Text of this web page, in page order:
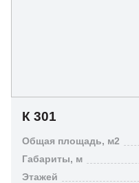
К 301
Общая площадь, м2
Габариты, м
Этажей